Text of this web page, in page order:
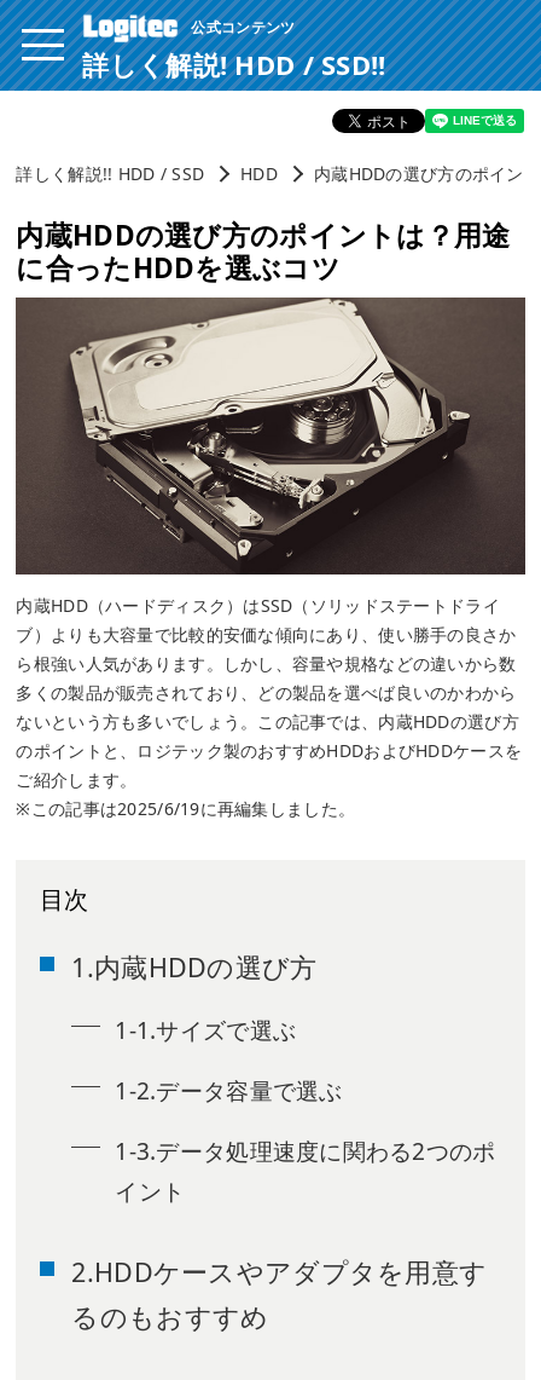
公式コンテンツ
詳しく解説! HDD / SSD!!
詳しく解説!! HDD / SSD HDD 内蔵HDDの選び方のポイン
内蔵HDDの選び方のポイントは？用途
に合ったHDDを選ぶコツ
内蔵HDD（ハードディスク）はSSD（ソリッドステートドライ
ブ）よりも大容量で比較的安価な傾向にあり、使い勝手の良さか
ら根強い人気があります。しかし、容量や規格などの違いから数
多くの製品が販売されており、どの製品を選べば良いのかわから
ないという方も多いでしょう。この記事では、内蔵HDDの選び方
のポイントと、ロジテック製のおすすめHDDおよびHDDケースを
ご紹介します。
※この記事は2025/6/19に再編集しました。
目次
1.内蔵HDDの選び方
1-1.サイズで選ぶ
1-2.データ容量で選ぶ
1-3.データ処理速度に関わる2つのポ
イント
2.HDDケースやアダプタを用意す
るのもおすすめ